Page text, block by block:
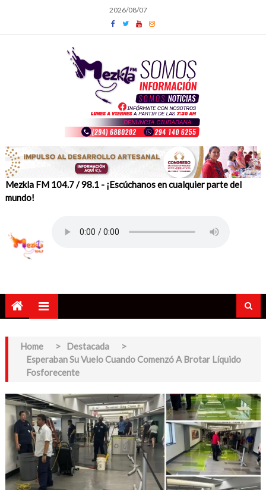
content
2026/08/07
Mezkla FM 104.7 / 98.1 - ¡Escúchanos en cualquier parte del
mundo!
Home > Destacada
>
Esperaban Su Vuelo Cuando Comenzó A Brotar Líquido
Fosforecente